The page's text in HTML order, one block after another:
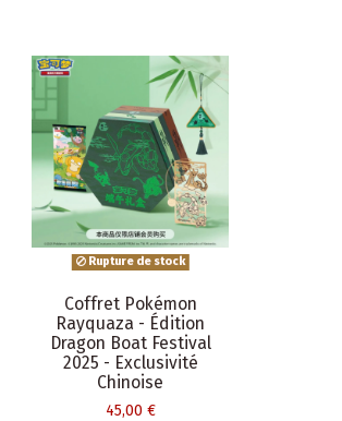
Rupture de stock
Coffret Pokémon
Rayquaza - Édition
Dragon Boat Festival
2025 - Exclusivité
Chinoise
45,00 €